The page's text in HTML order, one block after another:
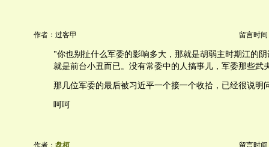
作者：过客甲 留言时间
"你也别扯什么军委的影响多大，那就是胡弱主时期江的
就是前台小丑而已。没有常委中的人搞事儿，军委那些武
那几位军委的最后被习近平一个接一个收拾，已经很说明
呵呵
作者： 盘桓 留言时间